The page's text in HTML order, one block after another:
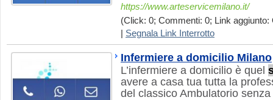
https://www.arteservicemilano.it/
(Click: 0; Commenti: 0; Link aggiunto:
Segnala Link Interrotto
Infermiere a domicilio Milano
L’infermiere a domicilio è quel
avere a casa tua tutta la
del classico Ambulatorio